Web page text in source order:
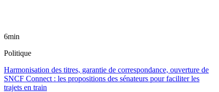
6min
Politique
Harmonisation des titres, garantie de correspondance, ouverture de
SNCF Connect : les propositions des sénateurs pour faciliter les
trajets en train